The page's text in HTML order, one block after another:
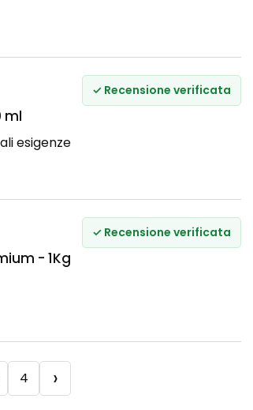
ml
✓ Recensione verificata
esigenze
- 1Kg
✓ Recensione verificata
4 ›